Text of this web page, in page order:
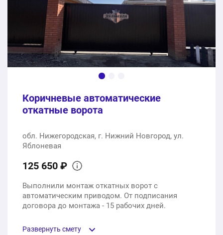
Доставка, монтаж
1 услуга
Общая стоимость: 261900 ₽
Коричневые автоматические
откатные ворота
обл. Нижегородская, г. Нижний Новгород, ул.
Яблоневая
125 650 ₽
Выполнили монтаж откатных ворот с
автоматическим приводом. От подписания
договора до монтажа - 15 рабочих дней.
Развернуть смету